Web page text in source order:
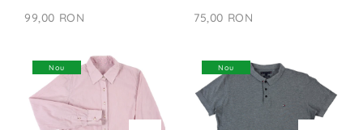
99,00 RON
75,00 RON
Nou Nou